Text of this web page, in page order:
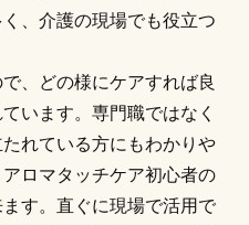
、介護の現場でも役立つ
、どの様にケアすれば良
います。専門職ではなく
れている方にもわかりや
ロマタッチケア初心者の
す。直ぐに現場で活用で